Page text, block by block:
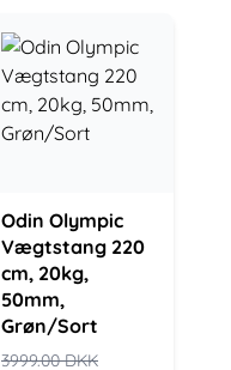
Odin Olympic
Vægtstang 220
cm, 20kg,
50mm,
Grøn/Sort
3999.00DKK